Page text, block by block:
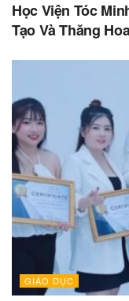
Học Viện Tóc
Tạo Và Thăng
GIÁO DỤC